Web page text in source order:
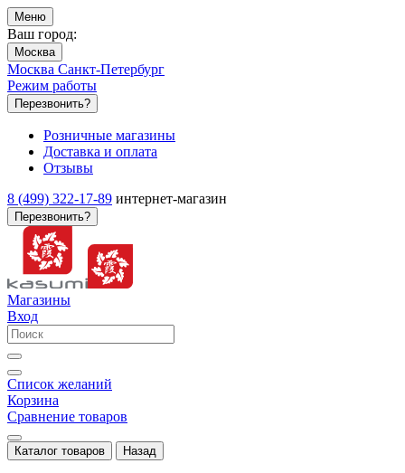
Меню
Ваш город:
Москва
Москва Санкт-Петербург
Режим работы
Перезвонить?
Розничные магазины
Доставка и оплата
Отзывы
8 (499) 322-17-89 интернет-магазин
Перезвонить?
Магазины
Вход
Список желаний
Корзина
Сравнение товаров
Каталог товаров Назад